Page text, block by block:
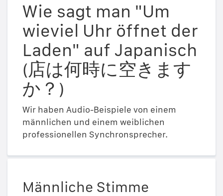
Wie sagt man "Um
wieviel Uhr öffnet der
Laden" auf Japanisch
(店は何時に空きます
か？)
Wir haben Audio-Beispiele von einem
männlichen und einem weiblichen
professionellen Synchronsprecher.
Männliche Stimme